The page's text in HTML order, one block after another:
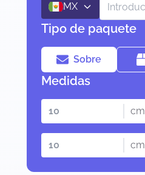
MX
Tipo de paquete
Sobre
Medidas
cm
cm